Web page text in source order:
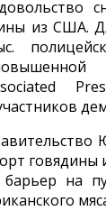
из США.
на